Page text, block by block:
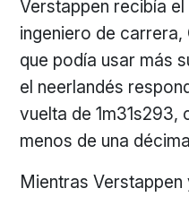
Verstappen recibía
ingeniero de carrera,
que podía usar más
el neerlandés
vuelta de 1m31s293,
menos de una
Mientras